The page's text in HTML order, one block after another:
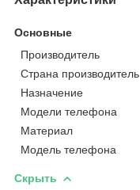
Основные
Производитель
Страна производитель
Назначение
Модели телефона
Материал
Модель телефона
Скрыть